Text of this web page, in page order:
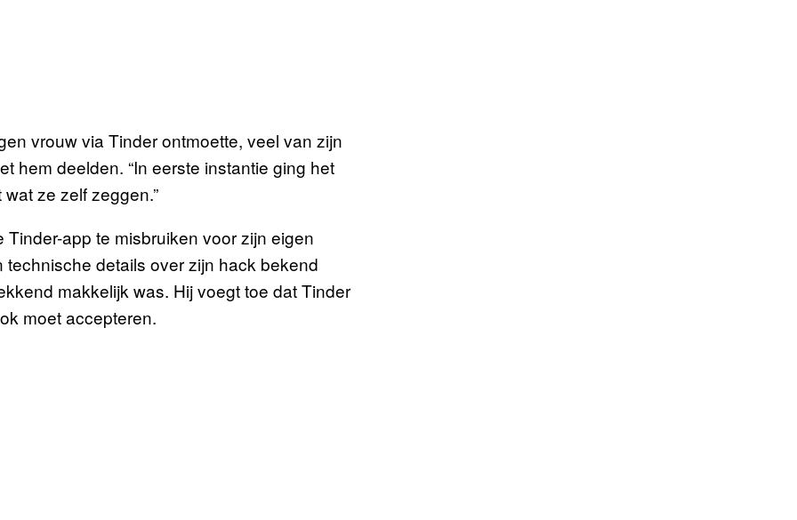
vrouw via Tinder ontmoette, veel van zijn
hem deelden. “In eerste instantie ging het
ze zelf zeggen.”
app te misbruiken voor zijn eigen
details over zijn hack bekend
makkelijk was. Hij voegt toe dat Tinder
moet accepteren.